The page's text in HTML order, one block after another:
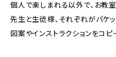
個人で楽しまれる以外で、お教
先生と生徒様、それぞれがパケ
図案やインストラクションをコ